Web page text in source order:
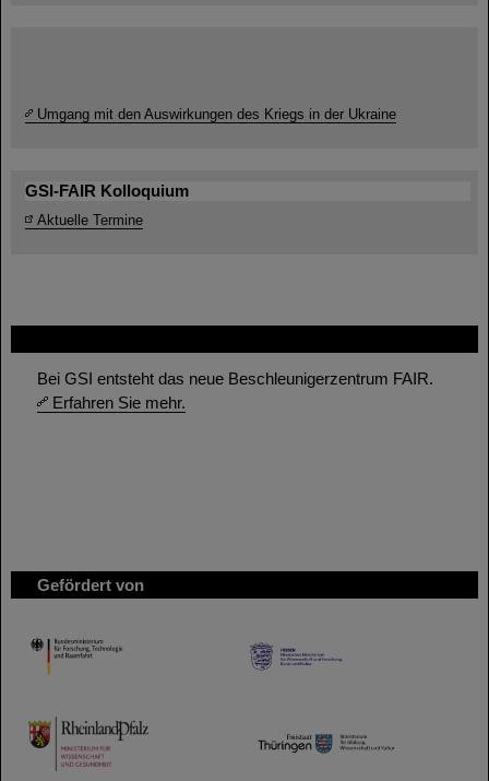
Bei GSI entsteht das neue Beschleunigerzentrum FAIR.
Erfahren Sie mehr.
Gefördert von
HMWK
TMWWDG
Umgang mit den Auswirkungen des Kriegs in der Ukraine
GSI-FAIR Kolloquium
Aktuelle Termine